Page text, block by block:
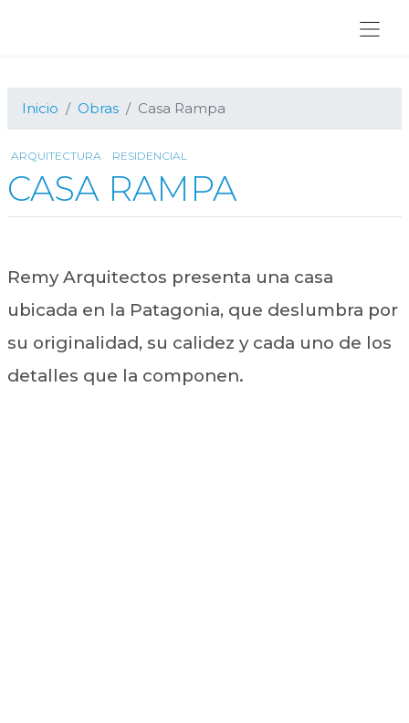
Inicio
Obras Casa Rampa
ARQUITECTURA RESIDENCIAL
CASA RAMPA
Remy Arquitectos presenta una casa
ubicada en la Patagonia, que deslumbra por
su originalidad, su calidez y cada uno de los
detalles que la componen.